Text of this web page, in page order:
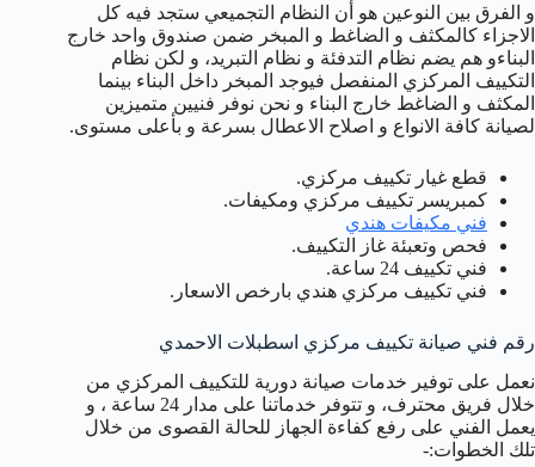
و الفرق بين النوعين هو أن النظام التجميعي ستجد فيه كل
الاجزاء كالمكثف و الضاغط و المبخر ضمن صندوق واحد خارج
البناءو هم يضم نظام التدفئة و نظام التبريد، و لكن نظام
التكييف المركزي المنفصل فيوجد المبخر داخل البناء بينما
المكثف و الضاغط خارج البناء و نحن نوفر فنيين متميزين
لصيانة كافة الانواع و اصلاح الاعطال بسرعة و بأعلى مستوى.
قطع غيار تكييف مركزي.
كمبريسر تكييف مركزي ومكيفات.
فني مكيفات هندي
فحص وتعبئة غاز التكييف.
فني تكييف 24 ساعة.
فني تكييف مركزي هندي بارخص الاسعار.
رقم فني صيانة تكييف مركزي اسطبلات الاحمدي
نعمل على توفير خدمات صيانة دورية للتكييف المركزي من
خلال فريق محترف، و تتوفر خدماتنا على مدار 24 ساعة ، و
يعمل الفني على رفع كفاءة الجهاز للحالة القصوى من خلال
تلك الخطوات:-